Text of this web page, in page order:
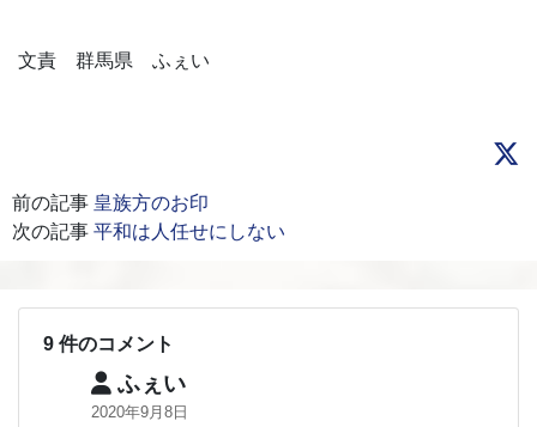
文責 群馬県 ふぇい
前の記事 皇族方のお印
次の記事 平和は人任せにしない
9 件のコメント
ふぇい
2020年9月8日